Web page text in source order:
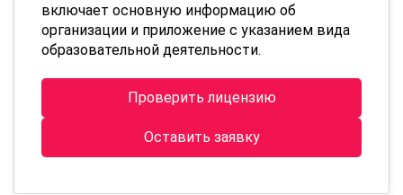
включает основную информацию об
организации и приложение с указанием вида
образовательной деятельности.
Проверить лицензию
Оставить заявку